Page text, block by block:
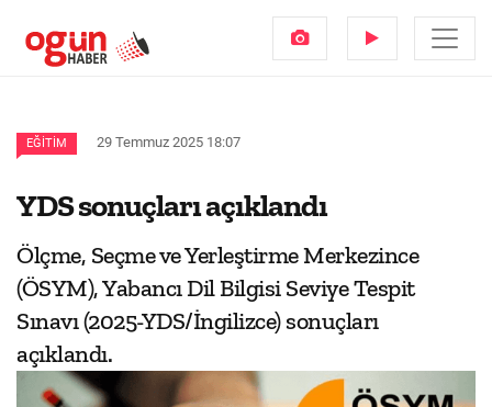
EĞITIM 29 Temmuz 2025 18:07
YDS sonuçları açıklandı
Ölçme, Seçme ve Yerleştirme Merkezince
(ÖSYM), Yabancı Dil Bilgisi Seviye Tespit
Sınavı (2025-YDS/İngilizce) sonuçları
açıklandı.